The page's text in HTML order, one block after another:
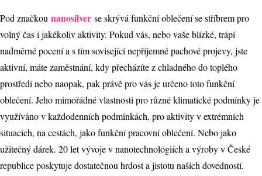
Pod značkou nanosilver se skrývá funkční oblečení se stříbrem pro
volný čas i jakékoliv aktivity. Pokud vás, nebo vaše blízké, trápí
nadměrné pocení a s tím sovisející nepříjemné pachové projevy, jste
aktivní, máte zaměstnání, kdy přecházíte z chladného do toplého
prostředí nebo naopak, pak právě pro vás je určeno toto funkční
oblečení. Jeho mimořádné vlastnosti pro různé klimatické podmínky je
využíváno v každodenních podmínkách, pro aktivity v extrémních
situacích, na cestách, jako funkční pracovní oblečení. Nebo jako
užitečný dárek. 20 let vývoje v nanotechnologiích a výroby v České
republice poskytuje dostatečnou hrdost a jistotu našich dovedností.